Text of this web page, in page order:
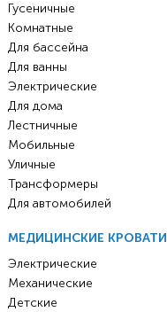
Гусеничные
Комнатные
Для бассейна
Для ванны
Электрические
Для дома
Лестничные
Мобильные
Уличные
Трансформеры
Для автомобилей
МЕДИЦИНСКИЕ КРОВАТИ
Электрические
Механические
Детские